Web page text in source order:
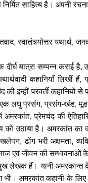
साहित्य है। अपनी
स्वातंत्र्योत्तर यथार्थ,
दीर्घ यात्रा सम्पन्न
कहानियाँ लिखीं
इन्हीं परवर्ती
लघु प्रसंग, प्रसंग-खंड, मूड,
प्रेमचंद की
को उठाया है। अमरकांत का
ढोंग भरी अक्षमता,
एवं जीवन की सम्भावनाओं
हैं। यानी अमरकान्त के
भी। अमरकांत कहानी के